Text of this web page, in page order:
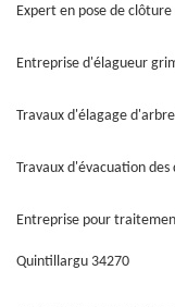
Expert en pose de
Entreprise d'élagueur
Travaux d'élagage
Travaux d'évacuation
Entreprise pour
Quintillargu 34270